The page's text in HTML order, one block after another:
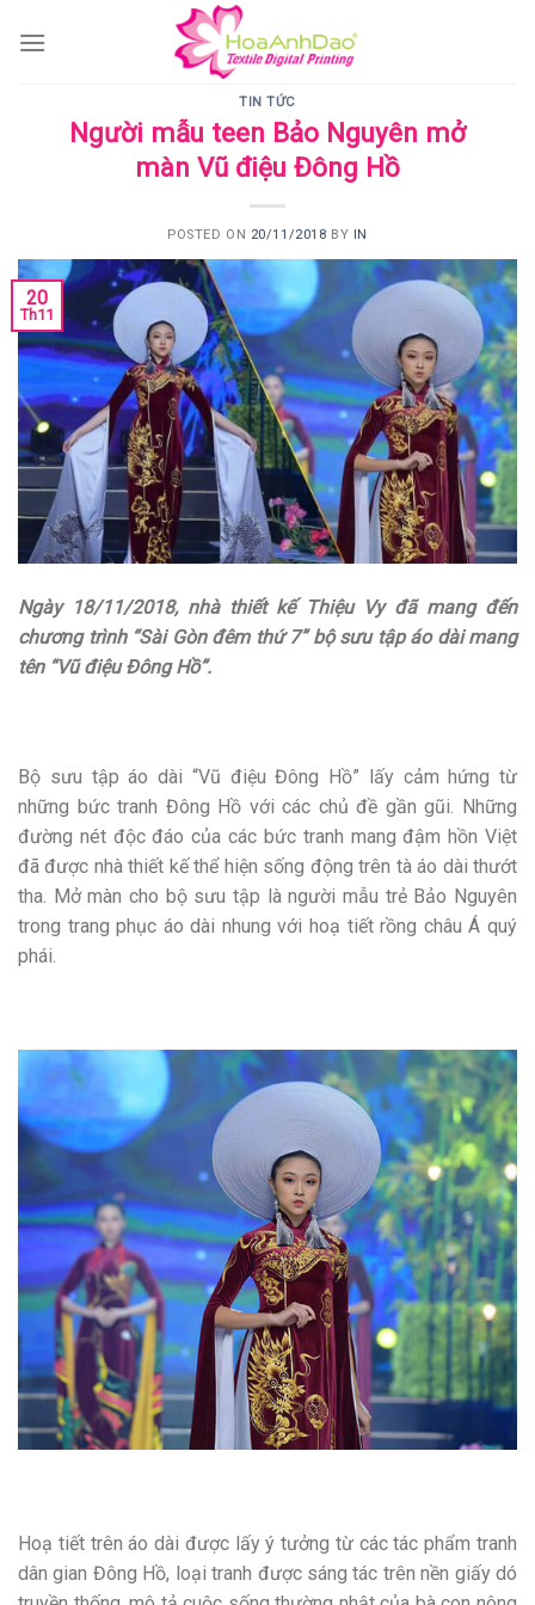
TIN TỨC
Người mẫu teen Bảo Nguyên mở
màn Vũ điệu Đông Hồ
POSTED ON 20/11/2018 BY IN
20
Th11
Ngày 18/11/2018, nhà thiết kế Thiệu Vy đã mang đến
chương trình “Sài Gòn đêm thứ 7” bộ sưu tập áo dài mang
tên “Vũ điệu Đông Hồ”.
Bộ sưu tập áo dài “Vũ điệu Đông Hồ” lấy cảm hứng từ
những bức tranh Đông Hồ với các chủ đề gần gũi. Những
đường nét độc đáo của các bức tranh mang đậm hồn Việt
đã được nhà thiết kế thể hiện sống động trên tà áo dài thướt
tha. Mở màn cho bộ sưu tập là người mẫu trẻ Bảo Nguyên
trong trang phục áo dài nhung với hoạ tiết rồng châu Á quý
phái.
Hoạ tiết trên áo dài được lấy ý tưởng từ các tác phẩm tranh
dân gian Đông Hồ, loại tranh được sáng tác trên nền giấy dó